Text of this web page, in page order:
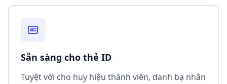
Sẵn sàng cho thẻ ID
Tuyệt vời cho huy hiệu thành viên, danh bạ nhân